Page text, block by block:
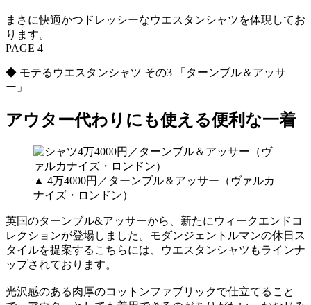
まさに快適かつドレッシーなウエスタンシャツを体現してお
ります。
PAGE 4
◆ モテるウエスタンシャツ その3 「ターンブル＆アッサ
ー」
アウター代わりにも使える便利な一着
▲ 4万4000円／ターンブル＆アッサー（ヴァルカ
ナイズ・ロンドン）
英国のターンブル&アッサーから、新たにウィークエンドコ
レクションが登場しました。モダンジェントルマンの休日ス
タイルを提案するこちらには、ウエスタンシャツもラインナ
ップされております。
光沢感のある肉厚のコットンファブリックで仕立てること